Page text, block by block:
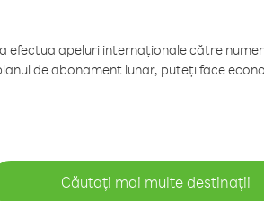
efectua apeluri internaționale către
de abonament lunar, puteți face
Căutați mai multe destinații